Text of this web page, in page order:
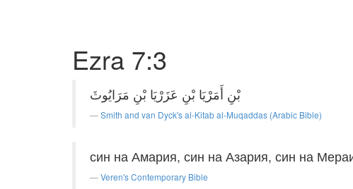
Ezra 7:3
بْنِ أَمَرْيَا بْنِ عَزَرْيَا بْنِ مَرَايُوثَ
Smith and van Dyck's al-Kitab al-Muqaddas (Arabic Bible)
син на Амария, син на Азария, син на
Veren's Contemporary Bible